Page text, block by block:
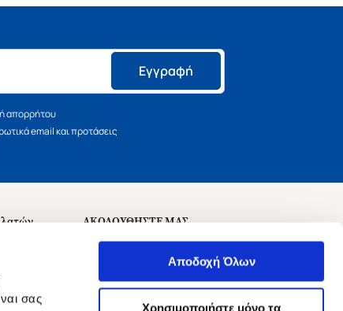
σας
Αποδοχή Όλων
Χρησιμοποιήστε μόνο τα
Εγγραφή
απορρήτου
email και προτάσεις
ΑΚΟΛΟΥΘΗΣΤΕ ΜΑΣ